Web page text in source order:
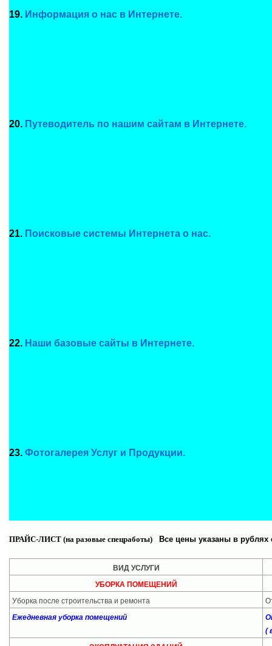
19. Информация о нас в Интернете.
20. Путеводитель по нашим сайтам в Интернете.
21. Поисковые системы Интернета о нас.
22. Наши базовые сайты в Интернете.
23. Фотогалерея Услуг и Продукции.
ПРАЙС-ЛИСТ (на разовые спецработы) Все цены указаны в рублях
ВИД УСЛУГИ
УБОРКА ПОМЕЩЕНИЙ
Уборка после строительства и ремонта
Ежедневная уборка помещений
(